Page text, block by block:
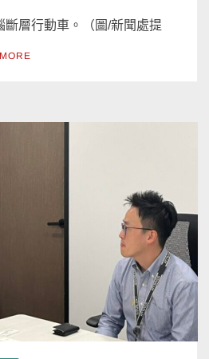
斷層行動車。（圖/新聞處提